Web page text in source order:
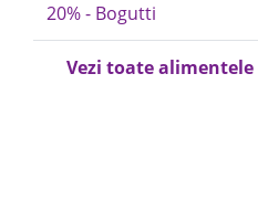
20% - Bogutti
Vezi toate